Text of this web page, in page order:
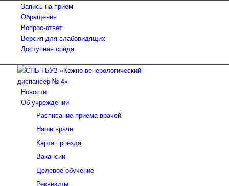
Запись на прием
Обращения
Вопрос-ответ
Версия для слабовидящих
Доступная среда
Новости
Об учреждении
Расписание приема врачей
Наши врачи
Карта проезда
Вакансии
Целевое обучение
Реквизиты